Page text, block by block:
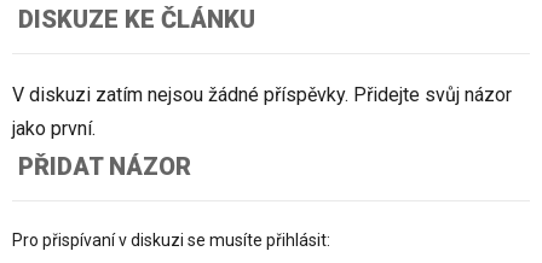
DISKUZE KE ČLÁNKU
V diskuzi zatím nejsou žádné příspěvky. Přidejte svůj názor
jako první.
PŘIDAT NÁZOR
Pro přispívaní v diskuzi se musíte přihlásit: